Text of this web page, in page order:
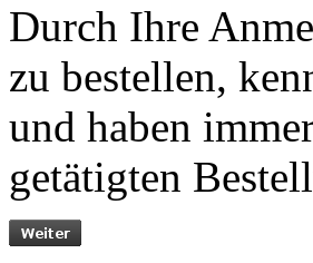
Durch Ihre
zu bestellen,
und haben
getätigten